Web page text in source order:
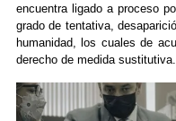
encuentra ligado a proceso
grado de tentativa,
humanidad, los cuales de
derecho de medida sustitutiva.